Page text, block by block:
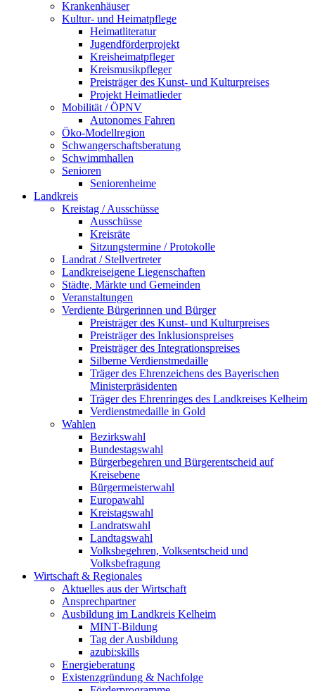
Krankenhäuser
Kultur- und Heimatpflege
Heimatliteratur
Jugendförderprojekt
Kreisheimatpfleger
Kreismusikpfleger
Preisträger des Kunst- und Kulturpreises
Projekt Heimatlieder
Mobilität / ÖPNV
Autonomes Fahren
Öko-Modellregion
Schwangerschaftsberatung
Schwimmhallen
Senioren
Seniorenheime
Landkreis
Kreistag / Ausschüsse
Ausschüsse
Kreisräte
Sitzungstermine / Protokolle
Landrat / Stellvertreter
Landkreiseigene Liegenschaften
Städte, Märkte und Gemeinden
Veranstaltungen
Verdiente Bürgerinnen und Bürger
Preisträger des Kunst- und Kulturpreises
Preisträger des Inklusionspreises
Preisträger des Integrationspreises
Silberne Verdienstmedaille
Träger des Ehrenzeichens des Bayerischen
Ministerpräsidenten
Träger des Ehrenringes des Landkreises Kelheim
Verdienstmedaille in Gold
Wahlen
Bezirkswahl
Bundestagswahl
Bürgerbegehren und Bürgerentscheid auf
Kreisebene
Bürgermeisterwahl
Europawahl
Kreistagswahl
Landratswahl
Landtagswahl
Volksbegehren, Volksentscheid und
Volksbefragung
Wirtschaft & Regionales
Aktuelles aus der Wirtschaft
Ansprechpartner
Ausbildung im Landkreis Kelheim
MINT-Bildung
Tag der Ausbildung
azubi:skills
Energieberatung
Existenzgründung & Nachfolge